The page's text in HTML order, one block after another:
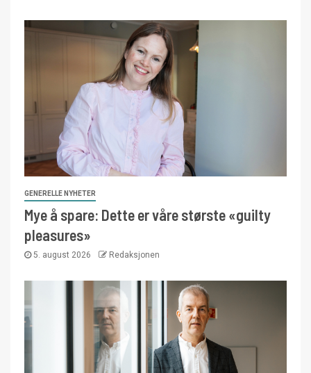
GENERELLE NYHETER
Mye å spare: Dette er våre største «guilty
pleasures»
5. august 2026 Redaksjonen